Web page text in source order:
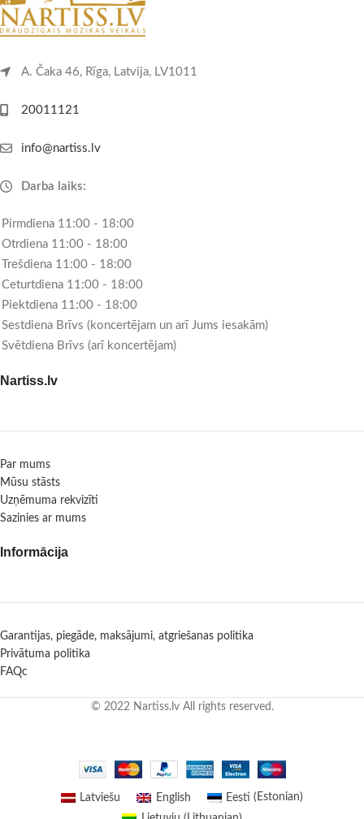
A. Čaka 46, Rīga, Latvija, LV1011
20011121
info@nartiss.lv
Darba laiks:
Pirmdiena 11:00 - 18:00
Otrdiena 11:00 - 18:00
Trešdiena 11:00 - 18:00
Ceturtdiena 11:00 - 18:00
Piektdiena 11:00 - 18:00
Sestdiena Brīvs (koncertējam un arī Jums iesakām)
Svētdiena Brīvs (arī koncertējam)
Nartiss.lv
Par mums
Mūsu stāsts
Uzņēmuma rekvizīti
Sazinies ar mums
Informācija
Garantijas, piegāde, maksājumi, atgriešanas politika
Privātuma politika
FAQc
© 2022 Nartiss.lv All rights reserved.
Latviešu English Eesti (Estonian)